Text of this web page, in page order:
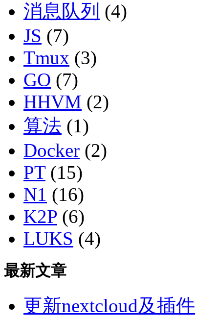
消息队列 (4)
JS (7)
Tmux (3)
GO (7)
HHVM (2)
算法 (1)
Docker (2)
PT(15)
N1 (16)
K2P (6)
LUKS (4)
最新文章
更新nextcloud及插件